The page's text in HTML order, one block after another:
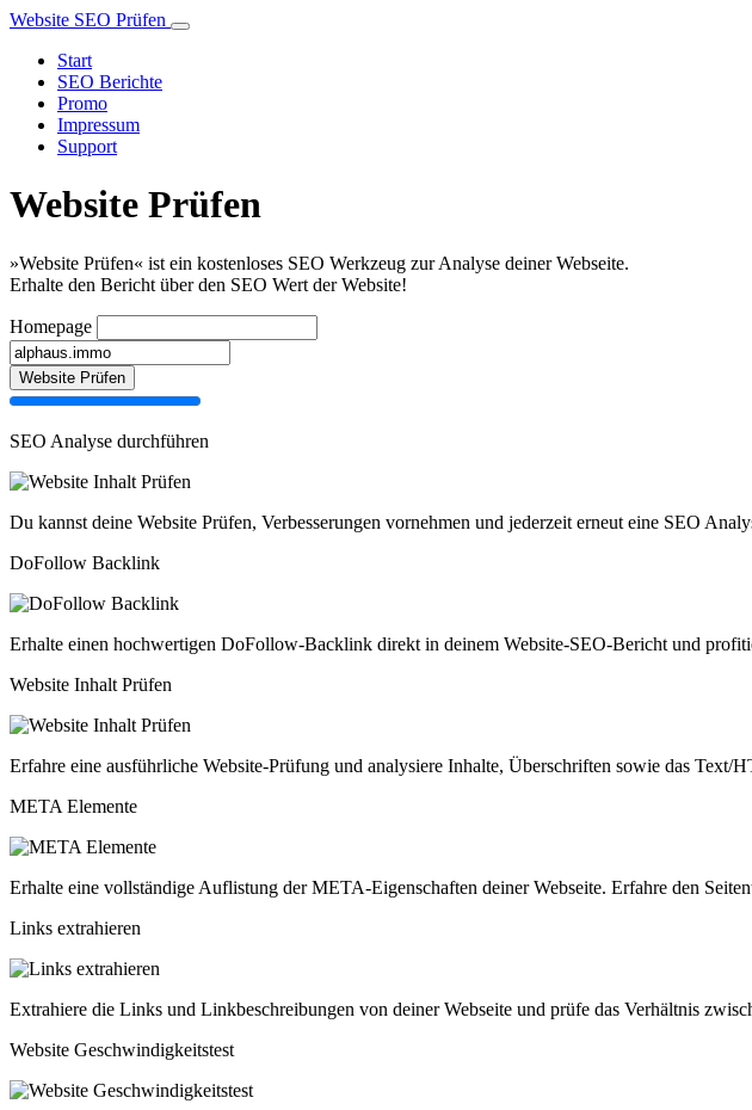
Website SEO Prüfen
Start
SEO Berichte
Promo
Impressum
Support
Website Prüfen
»Website Prüfen« ist ein kostenloses SEO Werkzeug zur Analyse deiner Webseite.
Erhalte den Bericht über den SEO Wert der Website!
Homepage
Website Prüfen
SEO Analyse durchführen
Du kannst deine Website Prüfen, Verbesserungen vornehmen und jederzeit erneut eine SEO
DoFollow Backlink
Erhalte einen hochwertigen DoFollow-Backlink direkt in deinem Website-SEO-Bericht und
Website Inhalt Prüfen
Erfahre eine ausführliche Website-Prüfung und analysiere Inhalte, Überschriften sowie das
META Elemente
Erhalte eine vollständige Auflistung der META-Eigenschaften deiner Webseite. Erfahre den
Links extrahieren
Extrahiere die Links und Linkbeschreibungen von deiner Webseite und prüfe das Verhältnis
Website Geschwindigkeitstest